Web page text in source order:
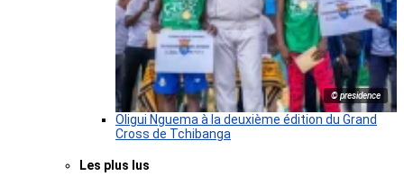
© presidence
Oligui Nguema à la deuxième édition du Grand
Cross de Tchibanga
Les plus lus